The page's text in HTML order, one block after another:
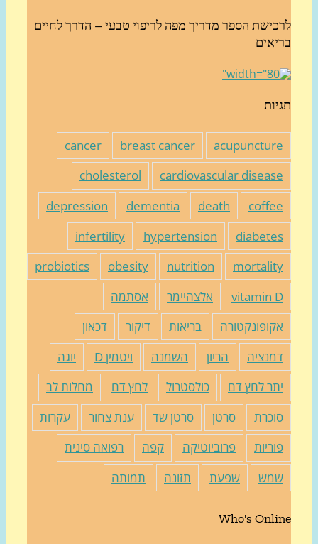
הספר מדריך מפה לריפוי טבעי – הדרך לחיים
breast cancer
cancer
cardiovascular
cholesterol
death
dementia
depression
hypertension
infertility
nutrition
obesity
probiotics
vitamin
אלצהיימר
אסתמה
בריאות דיקור
דכאון
הריון השמנה ויטמין D
יוגה
לחץ דם
כולסטרול לחץ דם
מחלות לב
סרטן סרטן שד ענת צחור
עקרות
פרוביוטיקה קפה
רפואה סינית
שפעת תזונה תמותה
Who's